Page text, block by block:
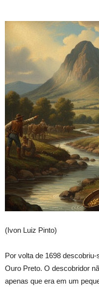
(Ivon Luiz Pinto)
Por volta de 1698
Ouro Preto. O descobridor
apenas que era em um